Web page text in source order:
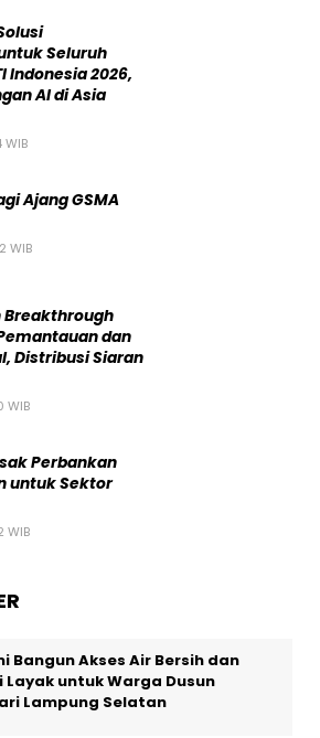
Seluruh
2026,
AI di Asia
WIB
dan
Distribusi Siaran
WIB
untuk Sektor
WIB
Lampung Selatan
Foundation dan adidas Jalin